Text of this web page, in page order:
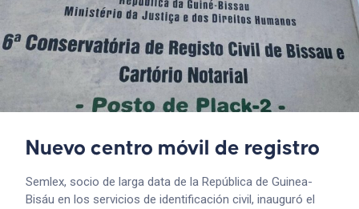
Nuevo centro móvil de registro
Semlex, socio de larga data de la República de Guinea-
Bisáu en los servicios de identificación civil, inauguró el